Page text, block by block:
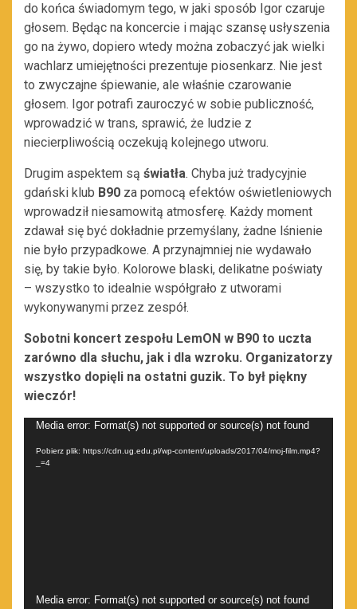
do końca świadomym tego, w jaki sposób Igor czaruje
głosem. Będąc na koncercie i mając szansę usłyszenia
go na żywo, dopiero wtedy można zobaczyć jak wielki
wachlarz umiejętności prezentuje piosenkarz. Nie jest
to zwyczajne śpiewanie, ale właśnie czarowanie
głosem. Igor potrafi zauroczyć w sobie publiczność,
wprowadzić w trans, sprawić, że ludzie z
niecierpliwością oczekują kolejnego utworu.
Drugim aspektem są światła. Chyba już tradycyjnie
gdański klub B90 za pomocą efektów oświetleniowych
wprowadził niesamowitą atmosferę. Każdy moment
zdawał się być dokładnie przemyślany, żadne lśnienie
nie było przypadkowe. A przynajmniej nie wydawało
się, by takie było. Kolorowe blaski, delikatne poświaty
– wszystko to idealnie współgrało z utworami
wykonywanymi przez zespół.
Sobotni koncert zespołu LemON w B90 to uczta
zarówno dla słuchu, jak i dla wzroku. Organizatorzy
wszystko dopięli na ostatni guzik. To był piękny
wieczór!
Odtwarzacz
video
Media error: Format(s) not supported or source(s) not found
Pobierz plik: https://cdn.ug.edu.pl/wp-content/uploads/2017/04/moj-film.mp4?
_=4
Odtwarzacz
Media error: Format(s) not supported or source(s) not found